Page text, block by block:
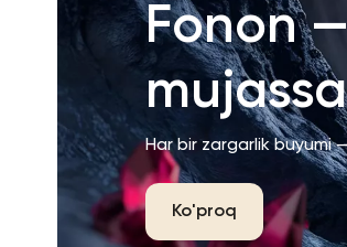
Fonon
Har bir zargarlik buyumi
Ko'proq